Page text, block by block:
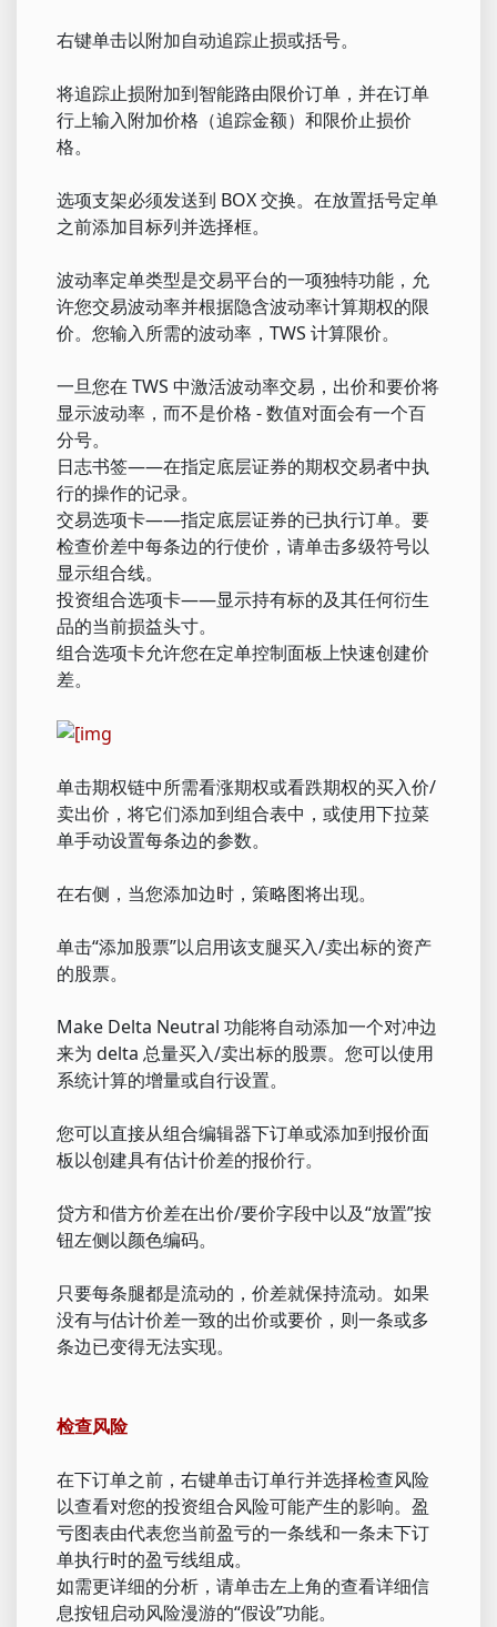
右键单击以附加自动追踪止损或括号。
将追踪止损附加到智能路由限价订单，并在订单
行上输入附加价格（追踪金额）和限价止损价
格。
选项支架必须发送到 BOX 交换。在放置括号定单
之前添加目标列并选择框。
波动率定单类型是交易平台的一项独特功能，允
许您交易波动率并根据隐含波动率计算期权的限
价。您输入所需的波动率，TWS 计算限价。
一旦您在 TWS 中激活波动率交易，出价和要价将
显示波动率，而不是价格 - 数值对面会有一个百
分号。
日志书签——在指定底层证券的期权交易者中执
行的操作的记录。
交易选项卡——指定底层证券的已执行订单。要
检查价差中每条边的行使价，请单击多级符号以
显示组合线。
投资组合选项卡——显示持有标的及其任何衍生
品的当前损益头寸。
组合选项卡允许您在定单控制面板上快速创建价
差。
单击期权链中所需看涨期权或看跌期权的买入价/
卖出价，将它们添加到组合表中，或使用下拉菜
单手动设置每条边的参数。
在右侧，当您添加边时，策略图将出现。
单击“添加股票”以启用该支腿买入/卖出标的资产
的股票。
Make Delta Neutral 功能将自动添加一个对冲边
来为 delta 总量买入/卖出标的股票。您可以使用
系统计算的增量或自行设置。
您可以直接从组合编辑器下订单或添加到报价面
板以创建具有估计价差的报价行。
贷方和借方价差在出价/要价字段中以及“放置”按
钮左侧以颜色编码。
只要每条腿都是流动的，价差就保持流动。如果
没有与估计价差一致的出价或要价，则一条或多
条边已变得无法实现。
检查风险
在下订单之前，右键单击订单行并选择检查风险
以查看对您的投资组合风险可能产生的影响。盈
亏图表由代表您当前盈亏的一条线和一条未下订
单执行时的盈亏线组成。
如需更详细的分析，请单击左上角的查看详细信
息按钮启动风险漫游的“假设”功能。